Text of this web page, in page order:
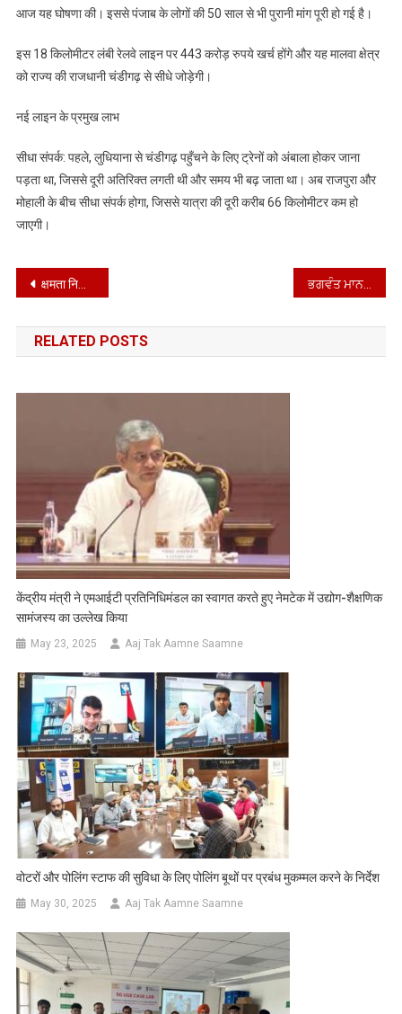
आज यह घोषणा की। इससे पंजाब के लोगों की 50 साल से भी पुरानी मांग पूरी हो गई है।
इस 18 किलोमीटर लंबी रेलवे लाइन पर 443 करोड़ रुपये खर्च होंगे और यह मालवा क्षेत्र
को राज्य की राजधानी चंडीगढ़ से सीधे जोड़ेगी।
नई लाइन के प्रमुख लाभ
सीधा संपर्क: पहले, लुधियाना से चंडीगढ़ पहुँचने के लिए ट्रेनों को अंबाला होकर जाना
पड़ता था, जिससे दूरी अतिरिक्त लगती थी और समय भी बढ़ जाता था। अब राजपुरा और
मोहाली के बीच सीधा संपर्क होगा, जिससे यात्रा की दूरी करीब 66 किलोमीटर कम हो
जाएगी।
Post
navigation
क्षमता निर्माण और मानव संसाधन विकास” को मंजूरी दी ਭਗਵੰਤ ਮਾਨ ਸਰਕਾਰ ਦਾ ਇੱਕ ਹੋਰ ਲੋਕ ਪੱਖੀ ਫ਼ੈਸਲਾ
RELATED POSTS
केंद्रीय मंत्री ने एमआईटी प्रतिनिधिमंडल का स्वागत करते हुए नेमटेक में उद्योग-शैक्षणिक
सामंजस्य का उल्लेख किया
May 23, 2025 Aaj Tak Aamne Saamne
वोटरों और पोलिंग स्टाफ की सुविधा के लिए पोलिंग बूथों पर प्रबंध मुकम्मल करने के निर्देश
May 30, 2025 Aaj Tak Aamne Saamne